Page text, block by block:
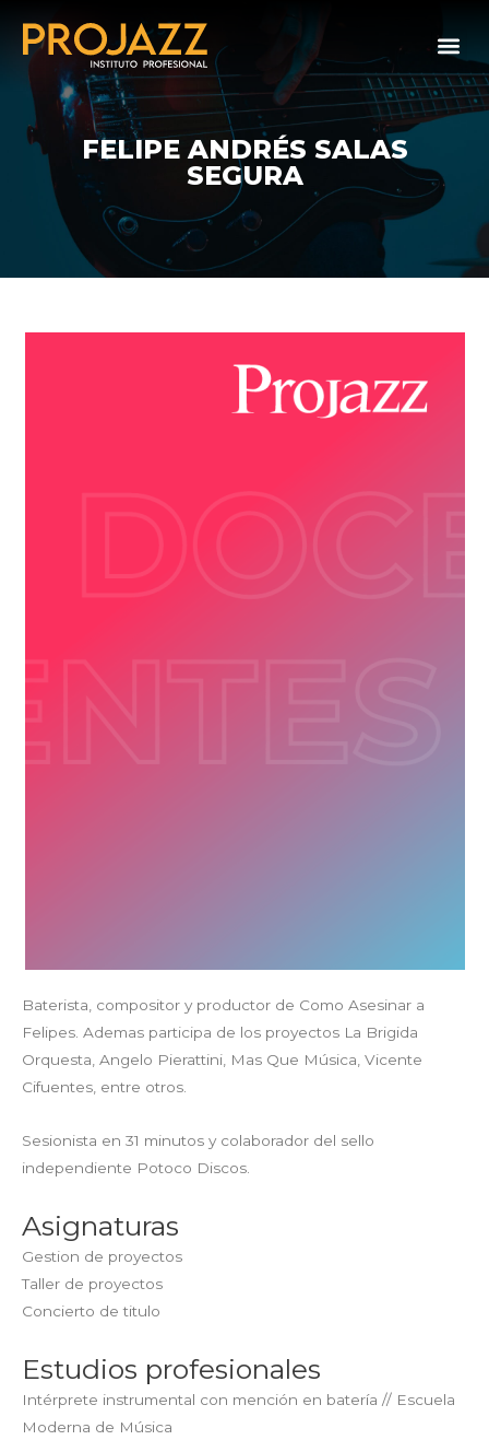
FELIPE ANDRÉS SALAS
SEGURA
Baterista, compositor y productor de Como Asesinar a
Felipes. Ademas participa de los proyectos La Brigida
Orquesta, Angelo Pierattini, Mas Que Música, Vicente
Cifuentes, entre otros.
Sesionista en 31 minutos y colaborador del sello
independiente Potoco Discos.
Asignaturas
Gestion de proyectos
Taller de proyectos
Concierto de titulo
Estudios profesionales
Intérprete instrumental con mención en batería // Escuela
Moderna de Música